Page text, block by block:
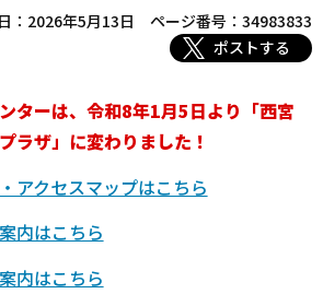
：2026年5月13日
ページ番号：34983833
ポストする
ターは、令和8年1月5日より「西宮
ラザ」に変わりました！
アクセスマップはこちら
内はこちら
内はこちら